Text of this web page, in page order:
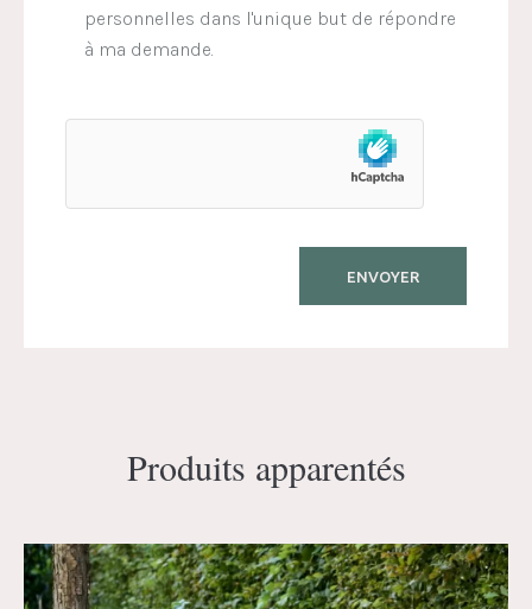
personnelles dans l'unique but de répondre
à ma demande.
Produits apparentés